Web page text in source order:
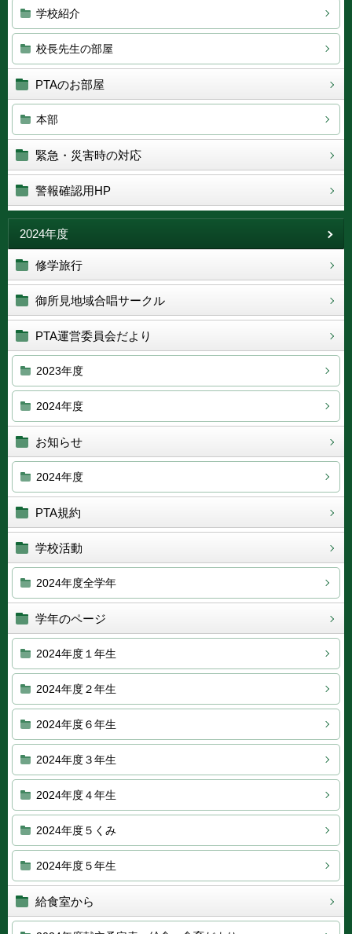
学校紹介
校長先生の部屋
PTAのお部屋
本部
緊急・災害時の対応
警報確認用HP
2024年度
修学旅行
御所見地域合唱サークル
PTA運営委員会だより
2023年度
2024年度
お知らせ
2024年度
PTA規約
学校活動
2024年度全学年
学年のページ
2024年度１年生
2024年度２年生
2024年度６年生
2024年度３年生
2024年度４年生
2024年度５くみ
2024年度５年生
給食室から